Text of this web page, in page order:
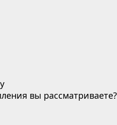
вы рассматриваете?